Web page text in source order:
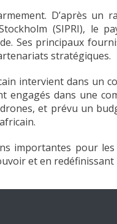
D’après un
(SIPRI), le
Ses principaux
stratégiques.
intervient dans un
engagés dans une
et prévu un
importantes pour
et en redéfinissant